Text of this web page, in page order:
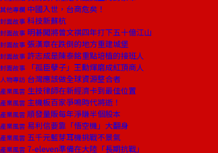
其他專欄 中國入世，台商危矣！
封面故事 科技新蘇杭
封面故事 明碁闖將曾文祺四年打下五十億江山
封面故事 張漢章在跌倒的地方重建城堡
封面故事 許志成是陳泰銘重點培植的接班人
封面故事 「孤臣孽子」王勳煇磨成紅頂商人
人物專訪 台灣應該做全球資源整合者
產業風雲 生技律師在新經濟卡到最佳位置
產業風雲 主機板百家爭鳴時代將逝！
產業風雲 順發量販每年淨賺半個股本
產業風雲 易利信要靠「悟空機」大翻身
產業風雲 五千元藍芽耳機挑戰不景氣
產業風雲 7-eleven準備在大陸「長期抗戰」